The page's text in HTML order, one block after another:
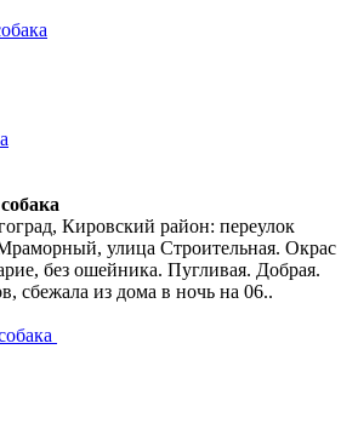
Кировский район: переулок
улица Строительная. Окрас
без ошейника. Пугливая. Добрая.
сбежала из дома в ночь на 06..